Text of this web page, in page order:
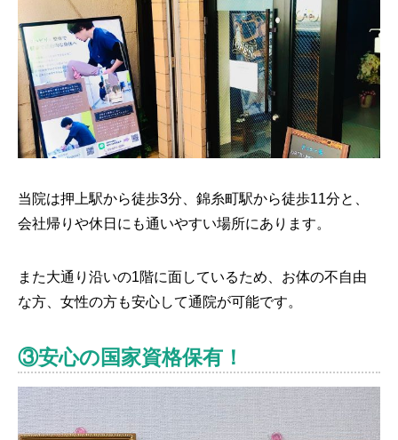
当院は押上駅から徒歩3分、錦糸町駅から徒歩11分と、
会社帰りや休日にも通いやすい場所にあります。
また大通り沿いの1階に面しているため、お体の不自由
な方、女性の方も安心して通院が可能です。
③安心の国家資格保有！